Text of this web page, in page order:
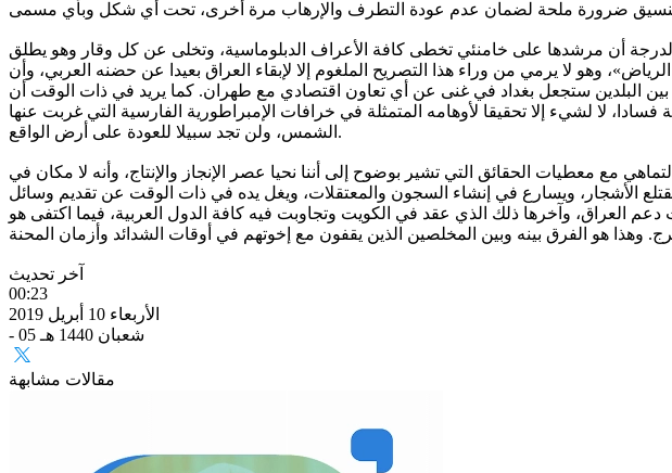
لدرجة أن مرشدها على خامنئي تخطى كافة الأعراف الدبلوماسية، وتخلى عن كل وقار وهو يطلق
وهو لا يرمي من وراء هذا التصريح الملغوم إلا لإبقاء العراق بعيدا عن حضنه العربي، وأن
بين البلدين ستجعل بغداد في غنى عن أي تعاون اقتصادي مع طهران. كما يريد في ذات الوقت أن
لا لشيء إلا تحقيقا لأوهامه المتمثلة في خرافات الإمبراطورية الفارسية التي غربت عنها
الشمس، ولن تجد سبيلا للعودة على أرض الواقع.
مع معطيات الحقائق التي تشير بوضوح إلى أننا نحيا عصر الإنجاز والإنتاج، وأنه لا مكان في
الأشجار، ويسارع في إنشاء السجون والمعتقلات، ويغل يده في ذات الوقت عن تقديم وسائل
العراق، وآخرها ذلك الذي عقد في الكويت وتجاوبت فيه كافة الدول العربية، فيما اكتفى هو
آخر تحديث
00:23
الأربعاء 10 أبريل 2019
- 05 شعبان 1440 هـ
مقالات مشابهة